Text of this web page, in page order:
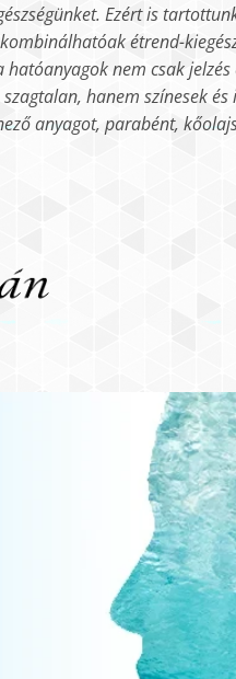
Ezért is
étrend-
nem csak
hanem színesek
anyagot, parabént,